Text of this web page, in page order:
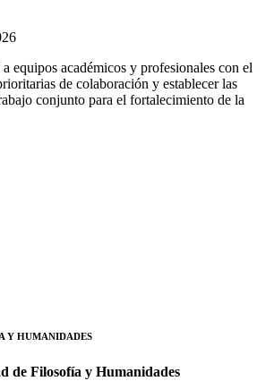
equipos académicos y profesionales con el
de colaboración y establecer las
conjunto para el fortalecimiento de la
Y HUMANIDADES
de Filosofía y Humanidades